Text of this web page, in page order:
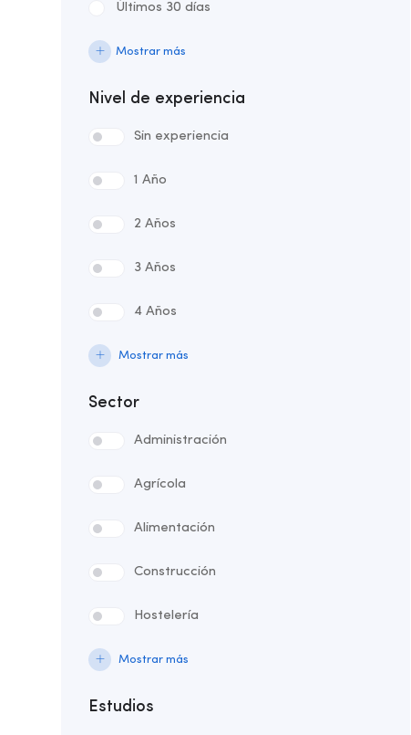
Últimos 30 días
Mostrar más
Nivel de experiencia
Sin experiencia
1 Año
2 Años
3 Años
4 Años
Mostrar más
Sector
Administración
Agrícola
Alimentación
Construcción
Hostelería
Mostrar más
Estudios